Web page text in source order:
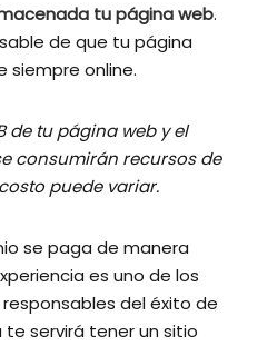
tu página web.
de que tu página
siempre online.
de tu página web y el
consumirán recursos de
puede variar.
se paga de manera
es uno de los
del éxito de
servirá tener un sitio